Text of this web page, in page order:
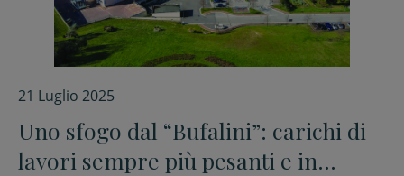
21 Luglio 2025
Uno sfogo dal “Bufalini”: carichi di
lavori sempre più pesanti e in